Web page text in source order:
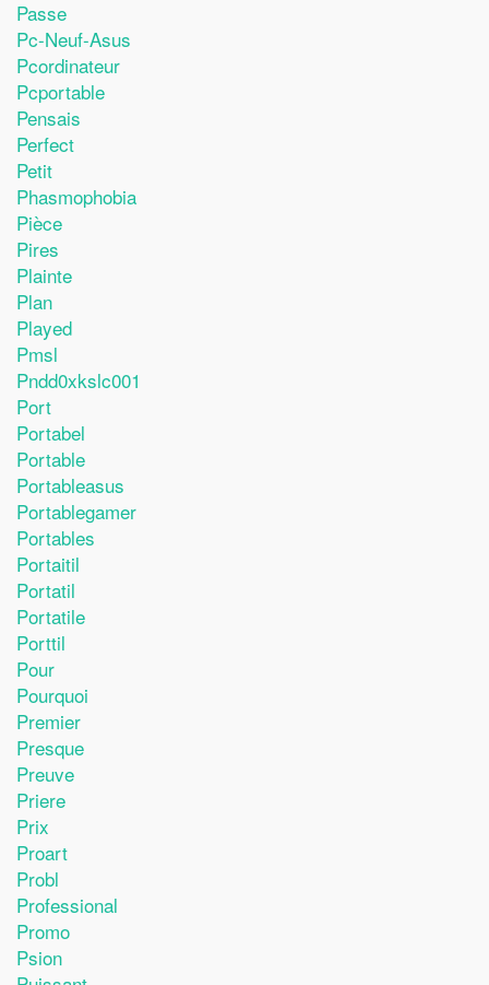
Passe
Pc-Neuf-Asus
Pcordinateur
Pcportable
Pensais
Perfect
Petit
Phasmophobia
Pièce
Pires
Plainte
Plan
Played
Pmsl
Pndd0xkslc001
Port
Portabel
Portable
Portableasus
Portablegamer
Portables
Portaitil
Portatil
Portatile
Porttil
Pour
Pourquoi
Premier
Presque
Preuve
Priere
Prix
Proart
Probl
Professional
Promo
Psion